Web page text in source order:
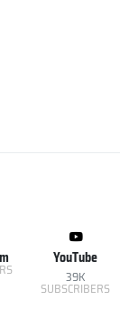
YouTube
39K
SUBSCRIBERS